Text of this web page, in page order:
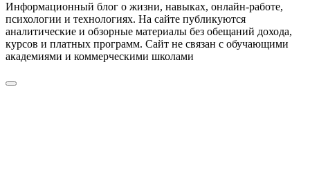
Информационный блог о жизни, навыках, онлайн-работе,
психологии и технологиях. На сайте публикуются
аналитические и обзорные материалы без обещаний дохода,
курсов и платных программ. Сайт не связан с обучающими
академиями и коммерческими школами